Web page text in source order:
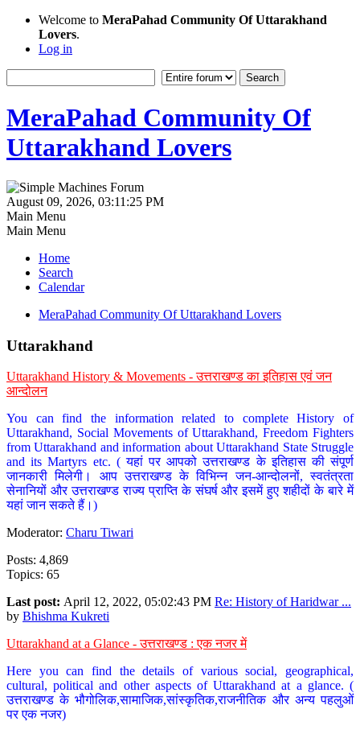
Welcome to MeraPahad Community Of Uttarakhand
Lovers.
Log in
MeraPahad Community Of
Uttarakhand Lovers
August 09, 2026, 03:11:25 PM
Main Menu
Main Menu
Home
Search
Calendar
MeraPahad Community Of Uttarakhand Lovers
Uttarakhand
Uttarakhand History & Movements - उत्तराखण्ड का इतिहास एवं जन
आन्दोलन
You can find the information related to complete History of
Uttarakhand, Social Movements of Uttarakhand, Freedom Fighters
from Uttarakhand and information about Uttarakhand State Struggle
and its Martyrs etc. ( यहां पर आपको उत्तराखण्ड के इतिहास की संपूर्ण
जानकारी मिलेगी। आप उत्तराखण्ड के विभिन्न जन-आन्दोलनों, स्वतंत्रता
सेनानियों और उत्तराखण्ड राज्य प्राप्ति के संघर्ष और इसमें हुए शहीदों के बारे में
यहां जान सकते हैं।)
Moderator: Charu Tiwari
Posts: 4,869
Topics: 65
Last post: April 12, 2022, 05:02:43 PM Re: History of Haridwar ...
by Bhishma Kukreti
Uttarakhand at a Glance - उत्तराखण्ड : एक नजर में
Here you can find the details of various social, geographical,
cultural, political and other aspects of Uttarakhand at a glance. (
उत्तराखण्ड के भौगोलिक,सामाजिक,सांस्कृतिक,राजनीतिक और अन्य पहलुओं
पर एक नजर)